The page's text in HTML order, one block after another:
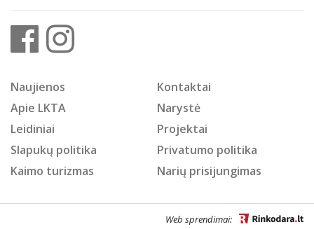
Naujienos
Kontaktai
Apie LKTA
Narystė
Leidiniai
Projektai
Slapukų politika
Privatumo politika
Kaimo turizmas
Narių prisijungimas
Web sprendimai: